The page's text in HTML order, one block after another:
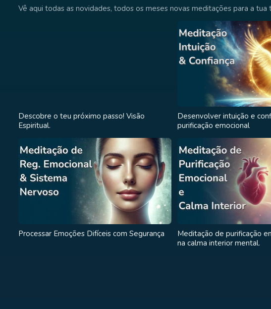
Vê aqui todas as novidades, todos os meses novas meditações para a tua
Descobre o teu próximo passo! Visão
Espiritual.
Desenvolver intuição e
purificação emocional
Processar Emoções Difíceis com Segurança
Meditação de purificação
na calma interior mental.